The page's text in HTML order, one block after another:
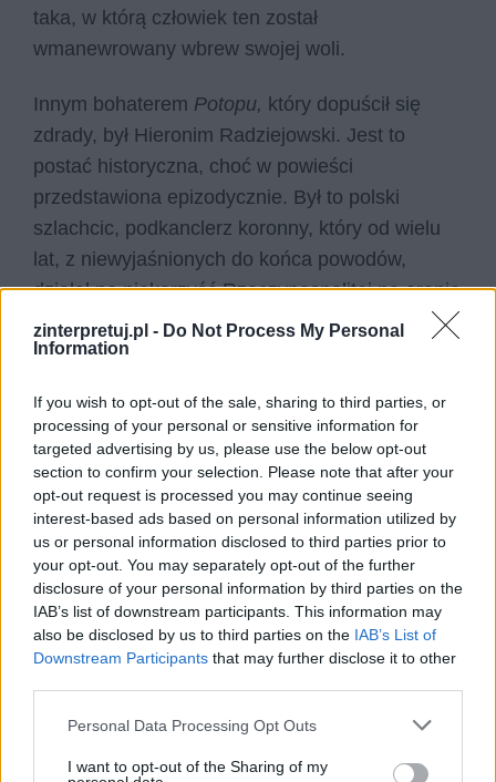
zinterpretuj.pl - Do Not Process My Personal
Information
If you wish to opt-out of the sale, sharing to third parties, or
processing of your personal or sensitive information for
targeted advertising by us, please use the below opt-out
section to confirm your selection. Please note that after your
opt-out request is processed you may continue seeing
interest-based ads based on personal information utilized by
us or personal information disclosed to third parties prior to
your opt-out. You may separately opt-out of the further
disclosure of your personal information by third parties on the
IAB’s list of downstream participants. This information may
also be disclosed by us to third parties on the IAB’s List of
Downstream Participants that may further disclose it to other
Personal Data Processing Opt Outs
I want to opt-out of the Sharing of my
taka, w którą człowiek ten został
wmanewrowany wbrew swojej woli.
Innym bohaterem Potopu, który dopuścił się
zdrady, był Hieronim Radziejowski. Jest to
postać historyczna, choć w powieści
przedstawiona epizodycznie. Był to polski
szlachcic, podkanclerz koronny, który od wielu
lat, z niewyjaśnionych do końca powodów,
działał na niekorzyść Rzeczypospolitej na arenie
międzynarodowej. Powodem jego działalności
miała być zemsta za rzekomą zdradę, jakiej
Kazimierzem. Od dłuższego więc czasu
Radziejowski podburzał szlachtę przeciwko
monarsze, a także robił wszystko, by
spowodować podupadnięcie Rzeczypospolitej
(co również mogłoby rzucić cień na nazwisko
władcy). Pełnię swoich działań osiągnął właśnie
w czasie potopu szwedzkiego, kiedy to pod
Ujściem stał się pośrednikiem pomiędzy stroną
szwedzką a polskimi arystokratami, którzy ze
strachu przed potęgą Karola X Gustawa,
postanowili poddać pod jego panowanie
Wielkopolskę. Radziejowski już od dłuższego